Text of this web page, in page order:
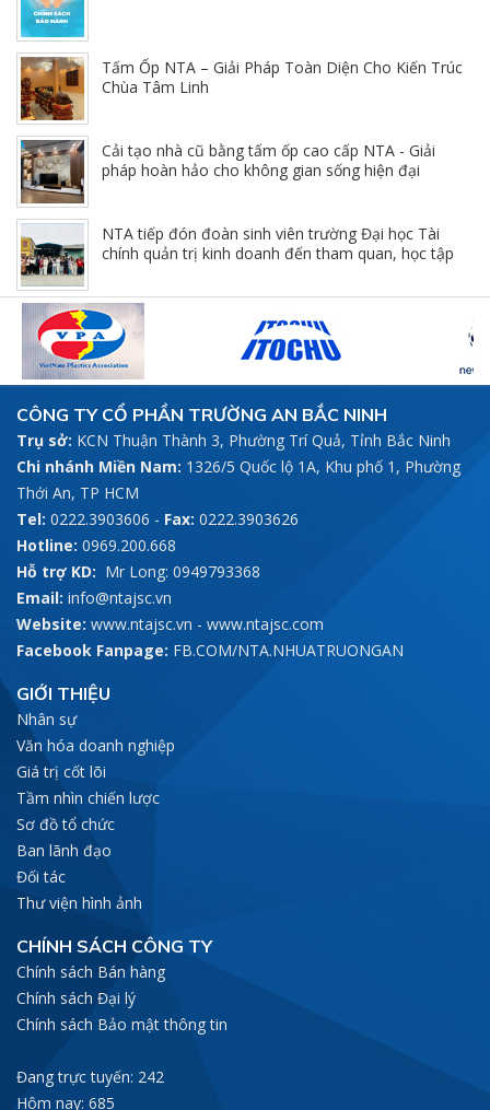
Tấm Ốp NTA – Giải Pháp Toàn Diện Cho Kiến Trúc
Chùa Tâm Linh
Cải tạo nhà cũ bằng tấm ốp cao cấp NTA - Giải
pháp hoàn hảo cho không gian sống hiện đại
NTA tiếp đón đoàn sinh viên trường Đại học Tài
chính quản trị kinh doanh đến tham quan, học tập
CÔNG TY CỔ PHẦN TRƯỜNG AN BẮC NINH
Trụ sở: KCN Thuận Thành 3, Phường Trí Quả, Tỉnh Bắc Ninh
Chi nhánh Miền Nam: 1326/5 Quốc lộ 1A, Khu phố 1, Phường
Thới An, TP HCM
Tel: 0222.3903606 - Fax: 0222.3903626
Hotline: 0969.200.668
Hỗ trợ KD: Mr Long: 0949793368
Email: info@ntajsc.vn
Website: www.ntajsc.vn - www.ntajsc.com
Facebook Fanpage: FB.COM/NTA.NHUATRUONGAN
GIỚI THIỆU
Nhân sự
Văn hóa doanh nghiệp
Giá trị cốt lõi
Tầm nhìn chiến lược
Sơ đồ tổ chức
Ban lãnh đạo
Đối tác
Thư viện hình ảnh
CHÍNH SÁCH CÔNG TY
Chính sách Bán hàng
Chính sách Đại lý
Chính sách Bảo mật thông tin
Đang trực tuyến: 242
Hôm nay: 685